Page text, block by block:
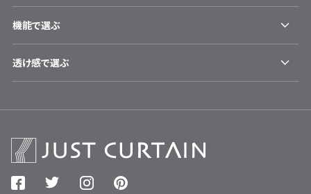
機能で選ぶ
透け感で選ぶ